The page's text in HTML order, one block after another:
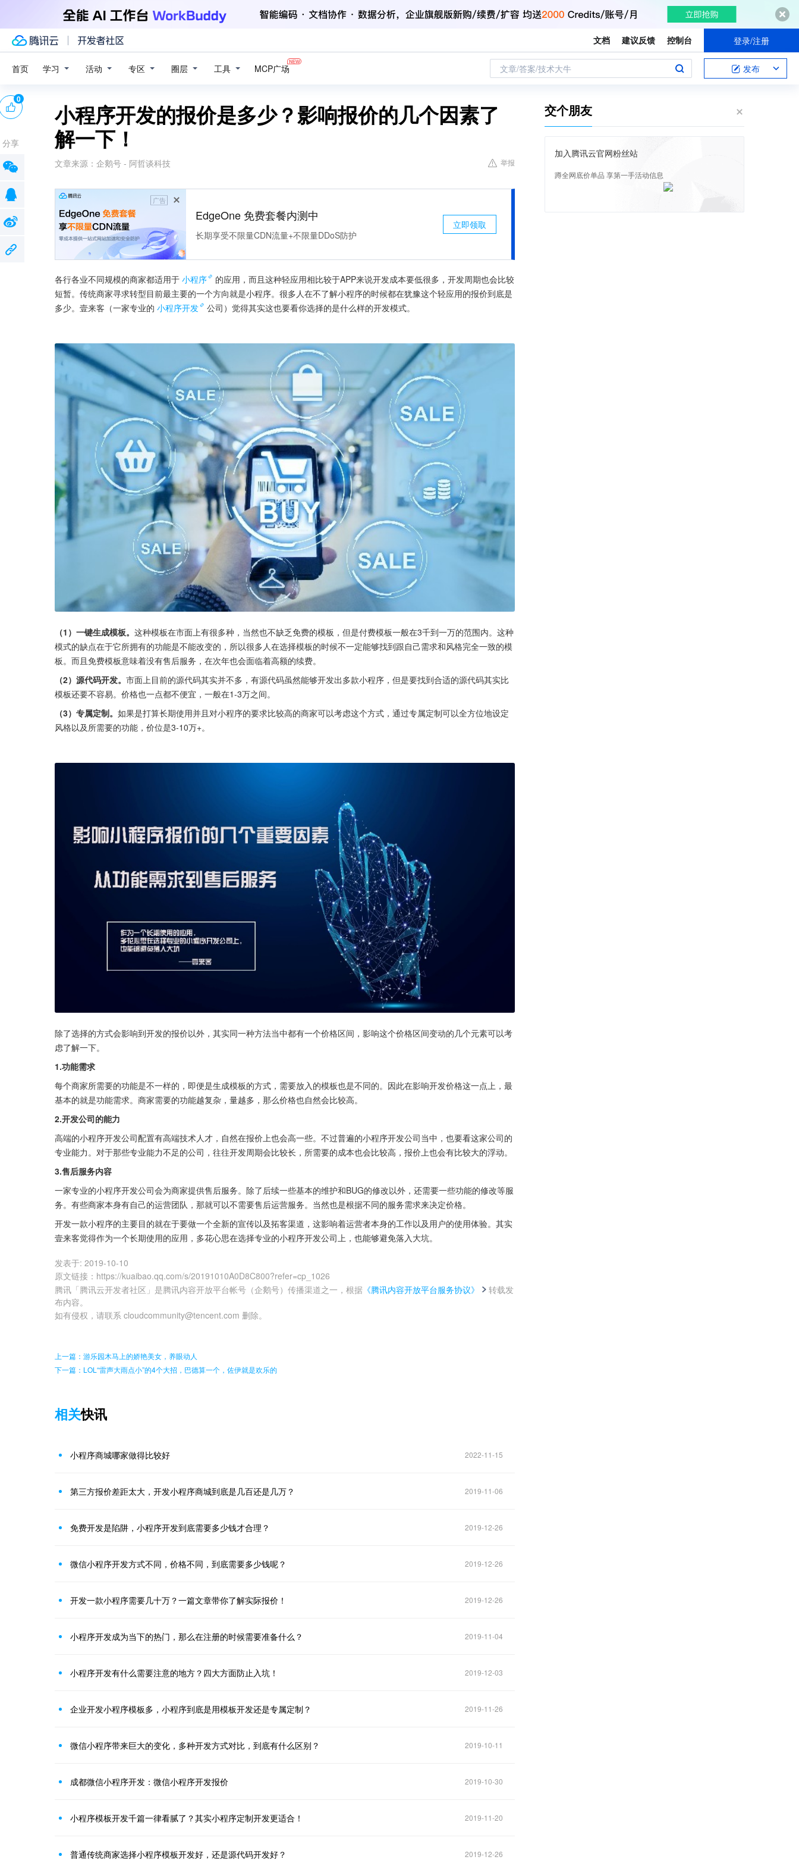
文档 建议反馈 控制台 登录/注册
首页 学习 活动 专区 圈层 工具 MCP广场 文章/答案/技术大牛 发布
小程序开发的报价是多少？影响报价的几个因素了
解一下！
文章来源： 企鹅号 - 阿哲谈科技 举报
广告
EdgeOne 免费套餐内测中
长期享受不限量CDN流量+不限量DDoS防护
立即领取
各行各业不同规模的商家都适用于 小程序
的应用，而且这种轻应用相比较于APP来说开发成本要低很多，开发周期也会比较
短暂。传统商家寻求转型目前最主要的一个方向就是小程序。很多人在不了解小程序的时候都在犹豫这个轻应用的报价到底是
多少。壹来客（一家专业的 小程序开发 公司）觉得其实这也要看你选择的是什么样的开发模式。
（1）一键生成模板。 这种模板在市面上有很多种，当然也不缺乏免费的模板，但是付费模板一般在3千到一万的范围内。这种
模式的缺点在于它所拥有的功能是不能改变的，所以很多人在选择模板的时候不一定能够找到跟自己需求和风格完全一致的模
板。而且免费模板意味着没有售后服务，在次年也会面临着高额的续费。
（2）源代码开发。 市面上目前的源代码其实并不多，有源代码虽然能够开发出多款小程序，但是要找到合适的源代码其实比
模板还要不容易。价格也一点都不便宜，一般在1-3万之间。
（3）专属定制。 如果是打算长期使用并且对小程序的要求比较高的商家可以考虑这个方式，通过专属定制可以全方位地设定
风格以及所需要的功能，价位是3-10万+。
除了选择的方式会影响到开发的报价以外，其实同一种方法当中都有一个价格区间，影响这个价格区间变动的几个元素可以考
虑了解一下。
1.功能需求
每个商家所需要的功能是不一样的，即便是生成模板的方式，需要放入的模板也是不同的。因此在影响开发价格这一点上，最
基本的就是功能需求。商家需要的功能越复杂，量越多，那么价格也自然会比较高。
2.开发公司的能力
高端的小程序开发公司配置有高端技术人才，自然在报价上也会高一些。不过普遍的小程序开发公司当中，也要看这家公司的
专业能力。对于那些专业能力不足的公司，往往开发周期会比较长，所需要的成本也会比较高，报价上也会有比较大的浮动。
3.售后服务内容
一家专业的小程序开发公司会为商家提供售后服务。除了后续一些基本的维护和BUG的修改以外，还需要一些功能的修改等服
务。有些商家本身有自己的运营团队，那就可以不需要售后运营服务。当然也是根据不同的服务需求来决定价格。
开发一款小程序的主要目的就在于要做一个全新的宣传以及拓客渠道，这影响着运营者本身的工作以及用户的使用体验。其实
壹来客觉得作为一个长期使用的应用，多花心思在选择专业的小程序开发公司上，也能够避免落入大坑。
发表于: 2019-10-10
原文链接 ： https://kuaibao.qq.com/s/20191010A0D8C800?refer=cp_1026
腾讯「腾讯云开发者社区」是腾讯内容开放平台帐号（企鹅号）传播渠道之一，根据 《腾讯内容开放平台服务协议》
转载发
布内容。
如有侵权，请联系 cloudcommunity@tencent.com 删除。
0
分享
上一篇：游乐园木马上的娇艳美女，养眼动人
下一篇：LOL“雷声大雨点小”的4个大招，巴德算一个，佐伊就是欢乐的
相关快讯
小程序商城哪家做得比较好 2022-11-15
第三方报价差距太大，开发小程序商城到底是几百还是几万？ 2019-11-06
免费开发是陷阱，小程序开发到底需要多少钱才合理？ 2019-12-26
微信小程序开发方式不同，价格不同，到底需要多少钱呢？ 2019-12-26
开发一款小程序需要几十万？一篇文章带你了解实际报价！ 2019-12-26
小程序开发成为当下的热门，那么在注册的时候需要准备什么？ 2019-11-04
小程序开发有什么需要注意的地方？四大方面防止入坑！ 2019-12-03
企业开发小程序模板多，小程序到底是用模板开发还是专属定制？ 2019-11-26
微信小程序带来巨大的变化，多种开发方式对比，到底有什么区别？ 2019-10-11
成都微信小程序开发：微信小程序开发报价 2019-10-30
小程序模板开发千篇一律看腻了？其实小程序定制开发更适合！ 2019-11-20
普通传统商家选择小程序模板开发好，还是源代码开发好？ 2019-12-26
交个朋友
加入腾讯云官网粉丝站
蹲全网底价单品 享第一手活动信息